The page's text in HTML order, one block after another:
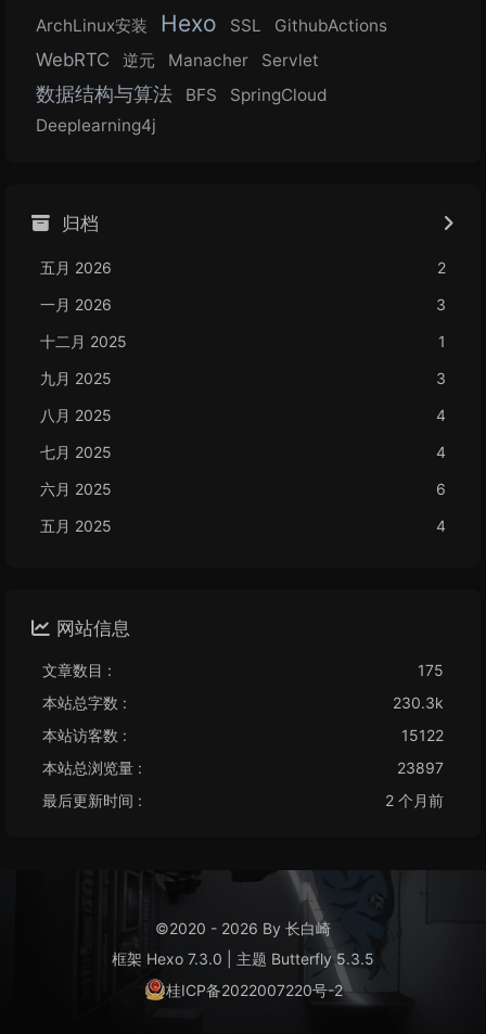
ArchLinux安装
Hexo SSL GithubActions
WebRTC 逆元 Manacher Servlet
数据结构与算法 BFS
SpringCloud
Deeplearning4j
归档
五月 2026
2
一月 2026
3
十二月 2025
1
九月 2025
3
八月 2025
4
七月 2025
4
六月 2025
6
五月 2025
4
网站信息
文章数目 :
175
本站总字数 :
230.3k
本站访客数 :
15122
本站总浏览量 :
23897
最后更新时间 :
2 个月前
©2020 - 2026 By 长白崎
框架 Hexo 7.3.0 主题 Butterfly 5.3.5
桂ICP备2022007220号-2